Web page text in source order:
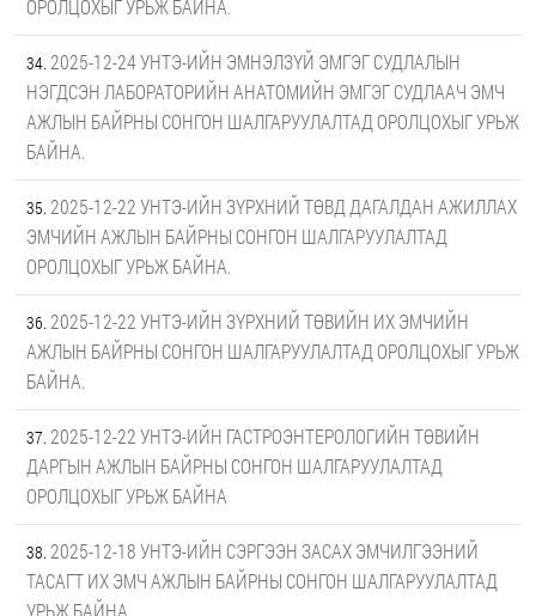
ОРОЛЦОХЫГ УРЬЖ БАЙНА.
2025-12-24 УНТЭ-ИЙН ЭМНЭЛЗҮЙ ЭМГЭГ СУДЛАЛЫН
НЭГДСЭН ЛАБОРАТОРИЙН АНАТОМИЙН ЭМГЭГ СУДЛААЧ ЭМЧ
АЖЛЫН БАЙРНЫ СОНГОН ШАЛГАРУУЛАЛТАД ОРОЛЦОХЫГ УРЬЖ
БАЙНА.
2025-12-22 УНТЭ-ИЙН ЗҮРХНИЙ ТӨВД ДАГАЛДАН АЖИЛЛАХ
ЭМЧИЙН АЖЛЫН БАЙРНЫ СОНГОН ШАЛГАРУУЛАЛТАД
ОРОЛЦОХЫГ УРЬЖ БАЙНА.
2025-12-22 УНТЭ-ИЙН ЗҮРХНИЙ ТӨВИЙН ИХ ЭМЧИЙН
АЖЛЫН БАЙРНЫ СОНГОН ШАЛГАРУУЛАЛТАД ОРОЛЦОХЫГ УРЬЖ
БАЙНА.
2025-12-22 УНТЭ-ИЙН ГАСТРОЭНТЕРОЛОГИЙН ТӨВИЙН
ДАРГЫН АЖЛЫН БАЙРНЫ СОНГОН ШАЛГАРУУЛАЛТАД
ОРОЛЦОХЫГ УРЬЖ БАЙНА
2025-12-18 УНТЭ-ИЙН СЭРГЭЭН ЗАСАХ ЭМЧИЛГЭЭНИЙ
ТАСАГТ ИХ ЭМЧ АЖЛЫН БАЙРНЫ СОНГОН ШАЛГАРУУЛАЛТАД
УРЬЖ БАЙНА.